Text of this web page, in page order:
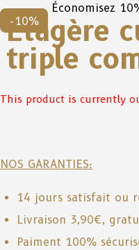
-10%
Économisez
Étagère
triple
This product is currently
NOS GARANTIES:
14 jours satisfait ou
Livraison 3,90€,
Paiment 100%